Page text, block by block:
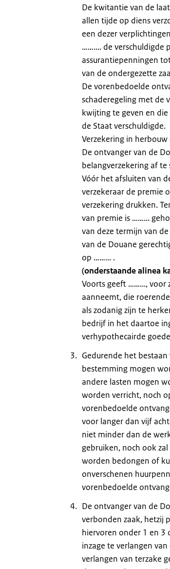
De kwitantie van de
allen tijde op diens
een dezer
…….... de verschuldigde
assurantiepenningen
van de ondergezette
De vorenbedoelde
schaderegeling met de
kwijting te geven en
de Staat verschuldigde.
Verzekering in
De ontvanger van de
belangverzekering af te
Vóór het afsluiten van
verzekeraar de premie
verzekering drukken.
van premie is ……...
van deze termijn van
van de Douane
op ……... .
(onderstaande alinea
Voorts geeft ……..., voor
aanneemt, die
als zodanig zijn te
bedrijf in het daartoe
verhypothecairde
Gedurende het
bestemming mogen
andere lasten mogen
worden verricht, noch
vorenbedoelde
voor langer dan vijf
niet minder dan de
gebruiken, noch ook
worden bedongen of
onverschenen
vorenbedoelde
De ontvanger van de
verbonden zaak, hetzij
hiervoren onder 1 en 3
inzage te verlangen
verlangen van terzake